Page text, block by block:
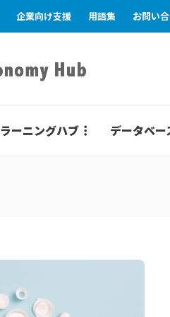
企業向け支援 用語集 お問い
ラーニングハブ データベー